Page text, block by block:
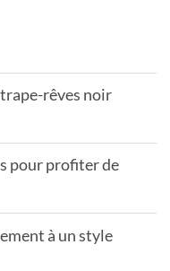
rêves noir
pour profiter de
à un style